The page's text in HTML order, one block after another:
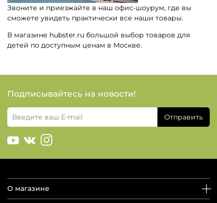
Звоните и приезжайте в наш офис-шоурум, где вы
сможете увидеть практически все наши товары.
В магазине hubster.ru большой выбор товаров для
детей по доступным ценам в Москве.
Подписывайтесь на новости!
Отправить
О магазине